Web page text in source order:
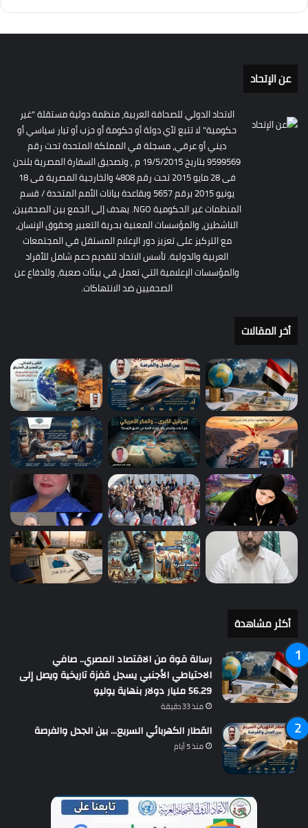
عن الإتحاد
الاتحاد الدولي للصحافة العربية، منظمة دولية مستقلة "غير
حكومية" لا تتبع لأي دولة أو حكومة أو حزب أو تيار سياسي أو
ديني أو عرقي، مسجلة في المملكة المتحدة تحت رقم
9599569 بتاريخ 19/5/2015 م , وتصديق السفارة المصرية بلندن
فى 28 مايو 2015 تحت رقم 4808 والخارجية المصرية فى 18
يونيو 2015 برقم 5657 وبقاعدة بيانات الأمم المتحدة / قسم
المنظمات غير الحكومية NGO. يهدف إلى الجمع بين الصحفيين،
الناشطين، والمؤسسات المعنية بحرية التعبير وحقوق الإنسان،
مع التركيز على تعزيز دور الإعلام المستقل في المجتمعات
العربية والدولية. تأسس الاتحاد لتقديم دعم شامل للأفراد
والمؤسسات الإعلامية التي تعمل في بيئات صعبة، وللدفاع عن
الصحفيين ضد الانتهاكات.
أخر المقالات
أكثر مشاهدة
رسالة قوة من الاقتصاد المصري.. صافي
الاحتياطي الأجنبي يسجل قفزة تاريخية ويصل إلى
56.29 مليار دولار بنهاية يوليو
منذ 33 دقيقة
القطار الكهربائي السريع… بين الجدل والفرصة
منذ 5 أيام